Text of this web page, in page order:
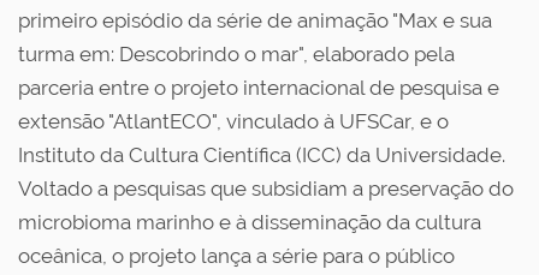
primeiro episódio da série de animação "Max e sua
turma em: Descobrindo o mar", elaborado pela
parceria entre o projeto internacional de pesquisa e
extensão "AtlantECO", vinculado à UFSCar, e o
Instituto da Cultura Científica (ICC) da Universidade.
Voltado a pesquisas que subsidiam a preservação do
microbioma marinho e à disseminação da cultura
oceânica, o projeto lança a série para o público